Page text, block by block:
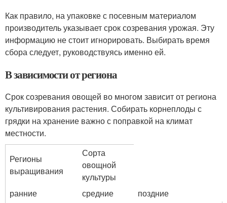
Как правило, на упаковке с посевным материалом
производитель указывает срок созревания урожая. Эту
информацию не стоит игнорировать. Выбирать время
сбора следует, руководствуясь именно ей.
В зависимости от региона
Срок созревания овощей во многом зависит от региона
культивирования растения. Собирать корнеплоды с
грядки на хранение важно с поправкой на климат
местности.
Регионы
выращивания
Сорта
овощной
культуры
ранние
средние
поздние